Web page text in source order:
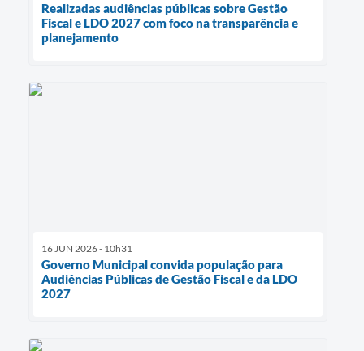
Realizadas audiências públicas sobre Gestão
Fiscal e LDO 2027 com foco na transparência e
planejamento
16 JUN 2026 - 10h31
Governo Municipal convida população para
Audiências Públicas de Gestão Fiscal e da LDO
2027